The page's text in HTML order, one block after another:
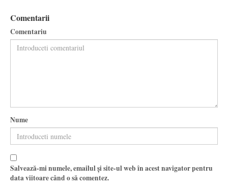
Comentarii
Comentariu
Nume
Salvează-mi numele, emailul și site-ul web în acest navigator pentru
data viitoare când o să comentez.